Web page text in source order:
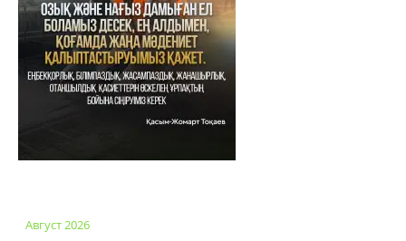
Август 2026